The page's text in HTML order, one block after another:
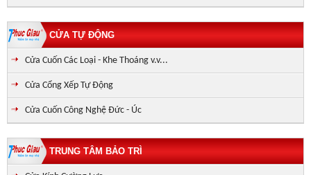
CỬA TỰ ĐỘNG
Cửa Cuốn Các Loại - Khe Thoáng v.v...
Cửa Cổng Xếp Tự Động
Cửa Cuốn Công Nghệ Đức - Úc
TRUNG TÂM BẢO TRÌ